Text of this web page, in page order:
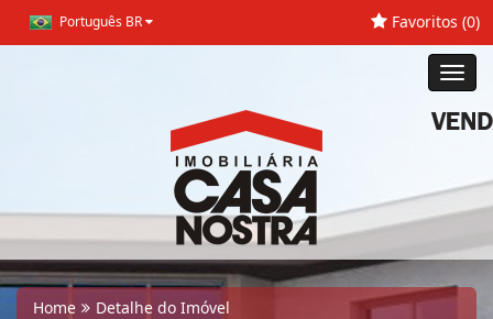
Português BR Favoritos (0)
Home Detalhe do Imóvel